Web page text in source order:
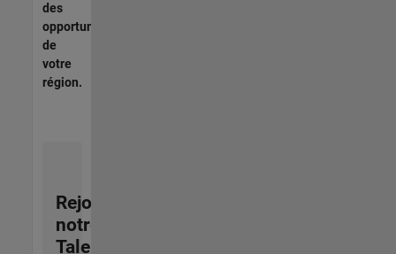
des
opportunités
de
votre
région.
Rejoignez
notre
Talent